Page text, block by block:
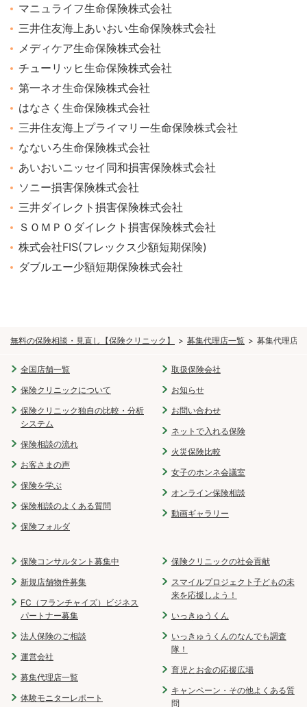
無料の保険相談・見直し【保険クリニック】 募集代理店一覧 募集代理店
マニュライフ生命保険株式会社
三井住友海上あいおい生命保険株式会社
メディケア生命保険株式会社
チューリッヒ生命保険株式会社
第一ネオ生命保険株式会社
はなさく生命保険株式会社
三井住友海上プライマリー生命保険株式会社
なないろ生命保険株式会社
あいおいニッセイ同和損害保険株式会社
ソニー損害保険株式会社
三井ダイレクト損害保険株式会社
ＳＯＭＰＯダイレクト損害保険株式会社
株式会社FIS(フレックス少額短期保険)
ダブルエー少額短期保険株式会社
全国店舗一覧
保険クリニックについて
保険クリニック独自の比較・分析
システム
保険相談の流れ
お客さまの声
保険を学ぶ
保険相談のよくある質問
保険フォルダ
取扱保険会社
お知らせ
お問い合わせ
ネットで入れる保険
火災保険比較
女子のホンネ会議室
オンライン保険相談
動画ギャラリー
保険コンサルタント募集中
新規店舗物件募集
FC（フランチャイズ）ビジネス
パートナー募集
法人保険のご相談
運営会社
募集代理店一覧
体験モニターレポート
保険クリニックの社会貢献
スマイルプロジェクト子どもの未
来を応援しよう！
いっきゅうくん
いっきゅうくんのなんでも調査
隊！
育児とお金の応援広場
キャンペーン・その他よくある質
問